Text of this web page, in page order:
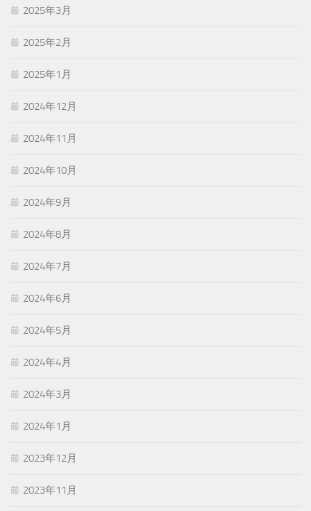
2025年3月
2025年2月
2025年1月
2024年12月
2024年11月
2024年10月
2024年9月
2024年8月
2024年7月
2024年6月
2024年5月
2024年4月
2024年3月
2024年1月
2023年12月
2023年11月